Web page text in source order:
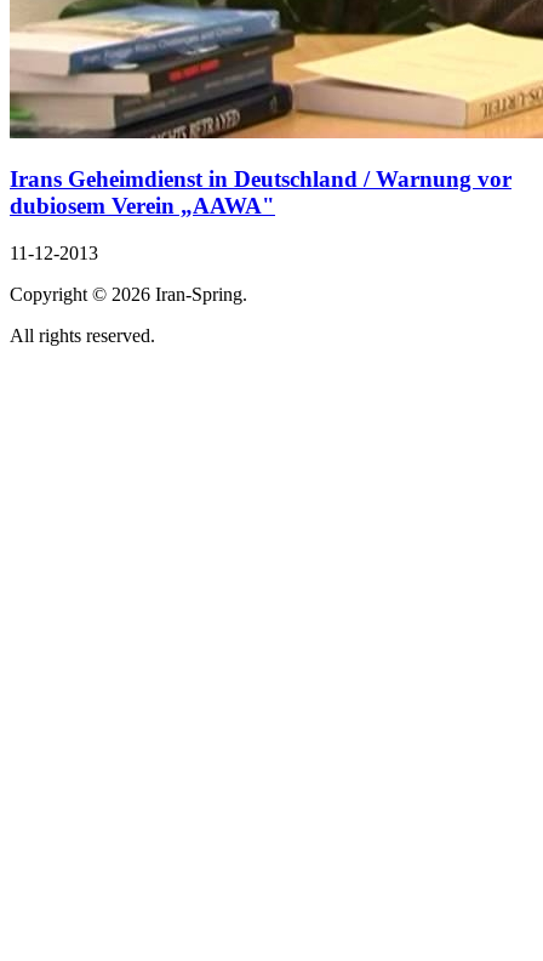
Irans Geheimdienst in Deutschland / Warnung vor
dubiosem Verein „AAWA"
11-12-2013
Copyright © 2026 Iran-Spring.
All rights reserved.